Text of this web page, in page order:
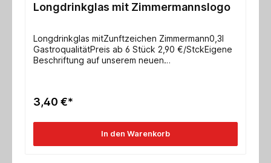
Longdrinkglas mit Zimmermannslogo
Longdrinkglas mitZunftzeichen Zimmermann0,3l
GastroqualitätPreis ab 6 Stück 2,90 €/StckEigene
Beschriftung auf unserem neuen
3,40 €*
In den Warenkorb